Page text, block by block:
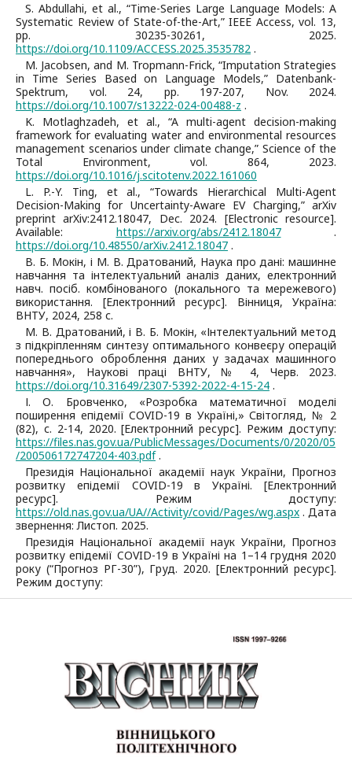
S. Abdullahi, et al., “Time-Series Large Language Models: A
Systematic Review of State-of-the-Art,” IEEE Access, vol. 13,
pp. 30235-30261, 2025.
https://doi.org/10.1109/ACCESS.2025.3535782 .
M. Jacobsen, and M. Tropmann-Frick, “Imputation Strategies
in Time Series Based on Language Models,” Datenbank-
Spektrum, vol. 24, pp. 197-207, Nov. 2024.
https://doi.org/10.1007/s13222-024-00488-z .
K. Motlaghzadeh, et al., “A multi-agent decision-making
framework for evaluating water and environmental resources
management scenarios under climate change,” Science of the
Total Environment, vol. 864, 2023.
https://doi.org/10.1016/j.scitotenv.2022.161060
L. P.-Y. Ting, et al., “Towards Hierarchical Multi-Agent
Decision-Making for Uncertainty-Aware EV Charging,” arXiv
preprint arXiv:2412.18047, Dec. 2024. [Electronic resource].
Available: https://arxiv.org/abs/2412.18047.
https://doi.org/10.48550/arXiv.2412.18047 .
В. Б. Мокін, і М. В. Дратований, Наука про дані: машинне
навчання та інтелектуальний аналіз даних, електронний
навч. посіб. комбінованого (локального та мережевого)
використання. [Електронний ресурс]. Вінниця, Україна:
ВНТУ, 2024, 258 с.
М. В. Дратований, і В. Б. Мокін, «Інтелектуальний метод
з підкріпленням синтезу оптимального конвеєру операцій
попереднього оброблення даних у задачах машинного
навчання», Наукові праці ВНТУ, № 4, Черв. 2023.
https://doi.org/10.31649/2307-5392-2022-4-15-24 .
І. О. Бровченко, «Розробка математичної моделі
поширення епідемії COVID-19 в Україні,» Світогляд, № 2
(82), с. 2-14, 2020. [Електронний ресурс]. Режим доступу:
https://files.nas.gov.ua/PublicMessages/Documents/0/2020/05
/200506172747204-403.pdf.
Президія Національної академії наук України, Прогноз
розвитку епідемії COVID-19 в Україні. [Електронний
ресурс]. Режим доступу:
https://old.nas.gov.ua/UA//Activity/covid/Pages/wg.aspx . Дата
звернення: Листоп. 2025.
Президія Національної академії наук України, Прогноз
розвитку епідемії COVID-19 в Україні на 1–14 грудня 2020
року (“Прогноз РГ-30”), Груд. 2020. [Електронний ресурс].
Режим доступу: